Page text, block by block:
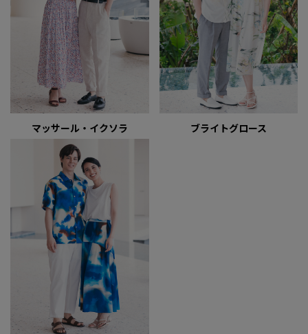
マッサール・イクソラ ブライトグロース